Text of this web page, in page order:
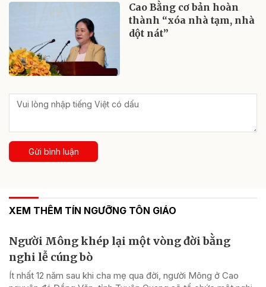
Cao Bằng cơ bản hoàn
thành “xóa nhà tạm, nhà
dột nát”
Gửi bình luận
XEM THÊM TÍN NGƯỠNG TÔN GIÁO
Người Mông khép lại một vòng đời bằng
nghi lễ cúng bò
Ít nhất 12 năm sau khi cha mẹ qua đời, người Mông ở Cao